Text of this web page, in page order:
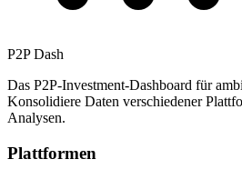
P2P Dash
Das P2P-Investment-Dashboard für
Konsolidiere Daten verschiedener
Analysen.
Plattformen